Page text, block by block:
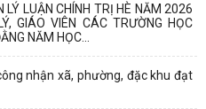
LÝ LUẬN CHÍNH TRỊ HÈ NĂM 2026
GIÁO VIÊN CÁC TRƯỜNG HỌC
NĂM HỌC...
nhận xã, phường, đặc khu đạt